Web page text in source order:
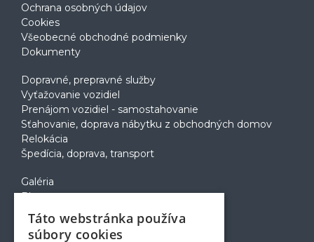
Ochrana osobných údajov
Cookies
Všeobecné obchodné podmienky
Dokumenty
Dopravné, prepravné služby
Vyťažovanie vozidiel
Prenájom vozidiel - samostahovanie
Sťahovanie, doprava nábytku z obchodných domov
Relokácia
Špedícia, doprava, transport
Galéria
Blog
Voľné pozície
Zapožičanie krabíc
Táto webstránka používa
súbory cookies